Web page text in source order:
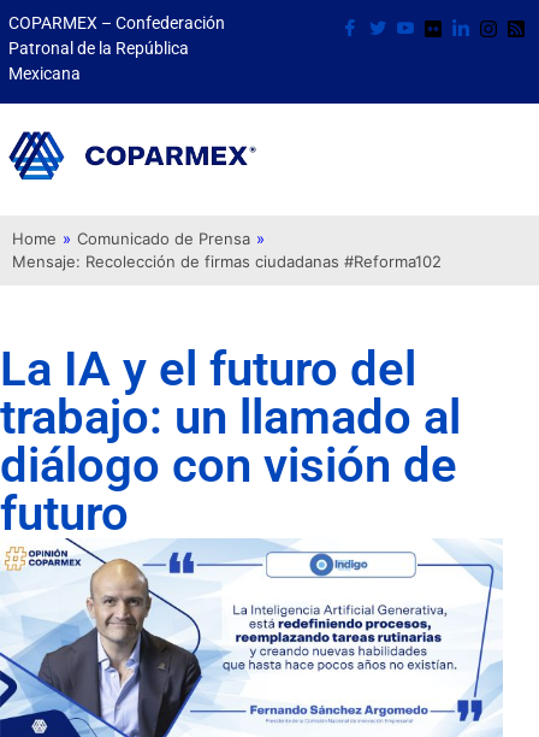
COPARMEX – Confederación
Patronal de la República
Mexicana
Home » Comunicado de Prensa »
Mensaje: Recolección de firmas ciudadanas #Reforma102
La IA y el futuro del
trabajo: un llamado al
diálogo con visión de
futuro